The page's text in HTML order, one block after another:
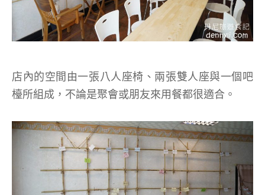
店內的空間由一張八人座椅、兩張雙人座與一個吧
檯所組成，不論是聚會或朋友來用餐都很適合。